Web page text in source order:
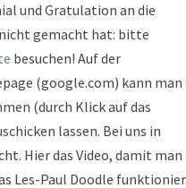
und Gratulation an die
nicht gemacht hat: bitte
besuchen! Auf der
(google.com) kann man
(durch Klick auf das
lassen. Bei uns in
Hier das Video, damit man
Les-Paul Doodle